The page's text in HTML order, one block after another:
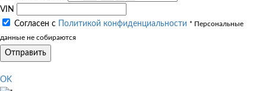
VIN
Согласен с
Политикой конфиденциальности * Персональные
данные не собираются
Отправить
OK